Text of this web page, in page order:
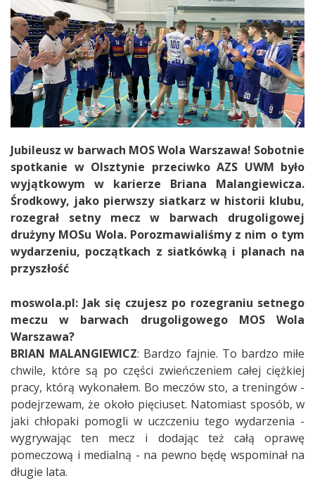
Jubileusz w barwach MOS Wola Warszawa! Sobotnie
spotkanie w Olsztynie przeciwko AZS UWM było
wyjątkowym w karierze Briana Malangiewicza.
Środkowy, jako pierwszy siatkarz w historii klubu,
rozegrał setny mecz w barwach drugoligowej
drużyny MOSu Wola. Porozmawialiśmy z nim o tym
wydarzeniu, początkach z siatkówką i planach na
przyszłość
moswola.pl: Jak się czujesz po rozegraniu setnego
meczu w barwach drugoligowego MOS Wola
Warszawa?
BRIAN MALANGIEWICZ: Bardzo fajnie. To bardzo miłe
chwile, które są po części zwieńczeniem całej ciężkiej
pracy, którą wykonałem. Bo meczów sto, a treningów -
podejrzewam, że około pięciuset. Natomiast sposób, w
jaki chłopaki pomogli w uczczeniu tego wydarzenia -
wygrywając ten mecz i dodając też całą oprawę
pomeczową i medialną - na pewno będę wspominał na
długie lata.